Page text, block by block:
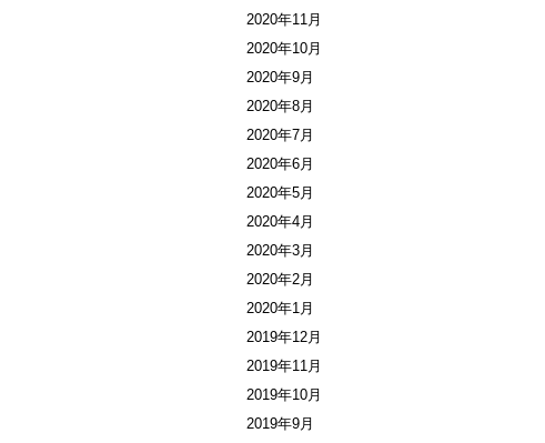
2020年11月
2020年10月
2020年9月
2020年8月
2020年7月
2020年6月
2020年5月
2020年4月
2020年3月
2020年2月
2020年1月
2019年12月
2019年11月
2019年10月
2019年9月